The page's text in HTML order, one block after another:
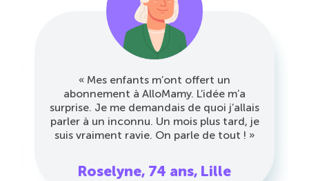
« Mes enfants m’ont offert un
abonnement à AlloMamy. L’idée m’a
surprise. Je me demandais de quoi j’allais
parler à un inconnu. Un mois plus tard, je
suis vraiment ravie. On parle de tout ! »
Roselyne, 74 ans, Lille